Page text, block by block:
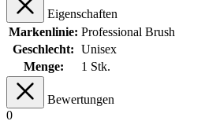
Eigenschaften
Markenlinie: Professional Brush
Geschlecht: Unisex
Menge:
1 Stk.
Bewertungen
0